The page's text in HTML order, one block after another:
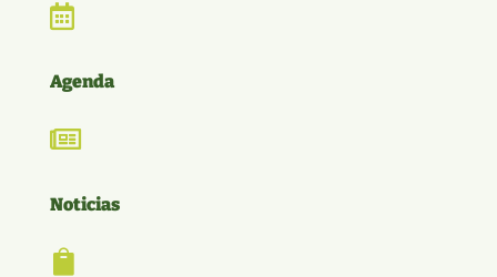

Agenda

Noticias
